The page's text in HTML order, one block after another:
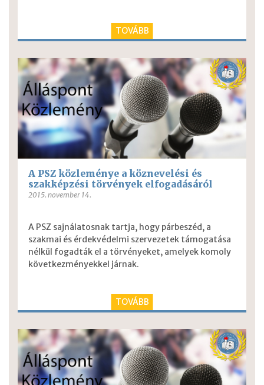
TOVÁBB
A PSZ közleménye a köznevelési és
szakképzési törvények elfogadásáról
2015. november 14.
A PSZ sajnálatosnak tartja, hogy párbeszéd, a
szakmai és érdekvédelmi szervezetek támogatása
nélkül fogadták el a törvényeket, amelyek komoly
következményekkel járnak.
TOVÁBB